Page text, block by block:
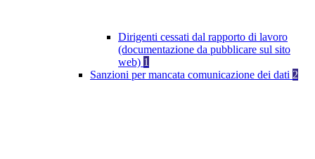
Dirigenti cessati dal rapporto di lavoro
(documentazione da pubblicare sul sito
web) 1
Sanzioni per mancata comunicazione dei dati 2